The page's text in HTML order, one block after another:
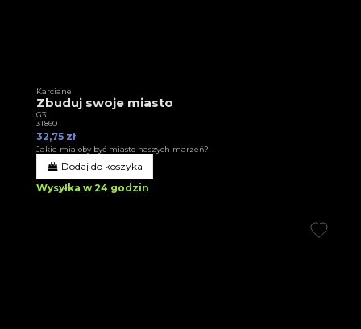
Karciane
Zbuduj swoje miasto
G3
3T860
32,75 zł
Jakie miałoby być miasto naszych marzeń?
Dodaj do koszyka
Wysyłka w 24 godzin